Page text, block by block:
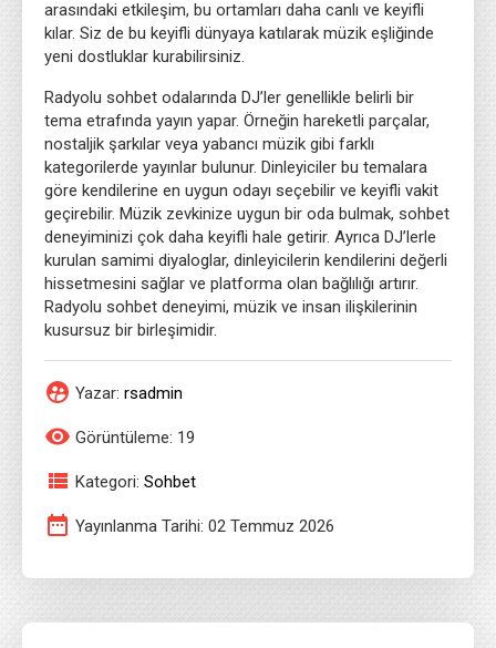
arasındaki etkileşim, bu ortamları daha canlı ve keyifli
kılar. Siz de bu keyifli dünyaya katılarak müzik eşliğinde
yeni dostluklar kurabilirsiniz.
Radyolu sohbet odalarında DJ’ler genellikle belirli bir
tema etrafında yayın yapar. Örneğin hareketli parçalar,
nostaljik şarkılar veya yabancı müzik gibi farklı
kategorilerde yayınlar bulunur. Dinleyiciler bu temalara
göre kendilerine en uygun odayı seçebilir ve keyifli vakit
geçirebilir. Müzik zevkinize uygun bir oda bulmak, sohbet
deneyiminizi çok daha keyifli hale getirir. Ayrıca DJ’lerle
kurulan samimi diyaloglar, dinleyicilerin kendilerini değerli
hissetmesini sağlar ve platforma olan bağlılığı artırır.
Radyolu sohbet deneyimi, müzik ve insan ilişkilerinin
kusursuz bir birleşimidir.
Yazar: rsadmin
Görüntüleme: 19
Kategori: Sohbet
Yayınlanma Tarihi: 02 Temmuz 2026